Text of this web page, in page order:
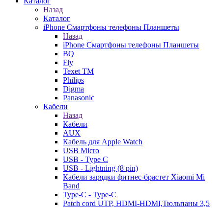
Назад
Каталог
iPhone Смартфоны телефоны Планшеты
Назад
iPhone Смартфоны телефоны Планшеты
BQ
Fly
Texet TM
Philips
Digma
Panasonic
Кабели
Назад
Кабели
AUX
Кабель для Apple Watch
USB Micro
USB - Type C
USB - Lightning (8 pin)
Кабели зарядки фитнес-брастет Xiaomi Mi
Band
Type-C - Type-C
Patch cord UTP, HDMI-HDMI,Тюльпаны 3,5